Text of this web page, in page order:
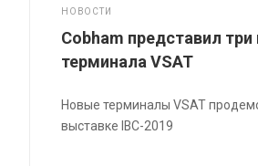
НОВОСТИ
Cobham представил
терминала VSAT
Новые терминалы VSAT
выставке IBC-2019